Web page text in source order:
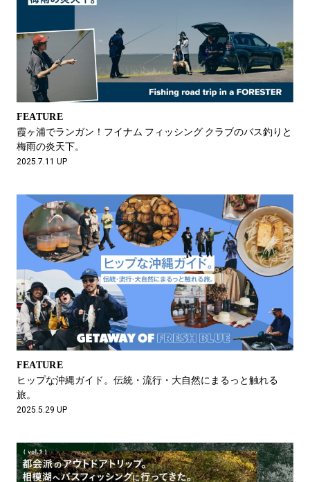
FEATURE
霞ヶ浦でランガン！フイナム フィッシング クラブのバス釣りと
梅雨の炎天下。
2025.7.11 UP
FEATURE
ヒップな沖縄ガイド。伝統・流行・大自然にまるっと触れる
旅。
2025.5.29 UP